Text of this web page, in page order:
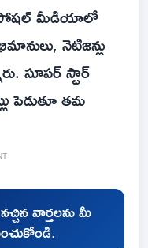
సోషల్ మీడియాలో
నెటిజన్లు
సూపర్ స్టార్
పెడుతూ తమ
వార్తలను మీ